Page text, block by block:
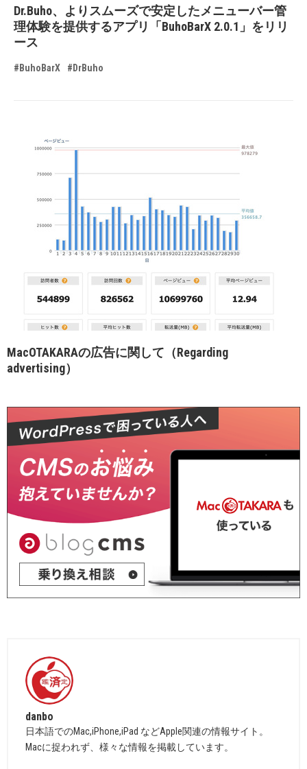
Dr.Buho、よりスムーズで安定したメニューバー管
理体験を提供するアプリ「BuhoBarX 2.0.1」をリリ
ース
#BuhoBarX #DrBuho
MacOTAKARAの広告に関して（Regarding
advertising）
danbo
日本語でのMac,iPhone,iPad などApple関連の情報サイト。
Macに捉われず、様々な情報を掲載しています。